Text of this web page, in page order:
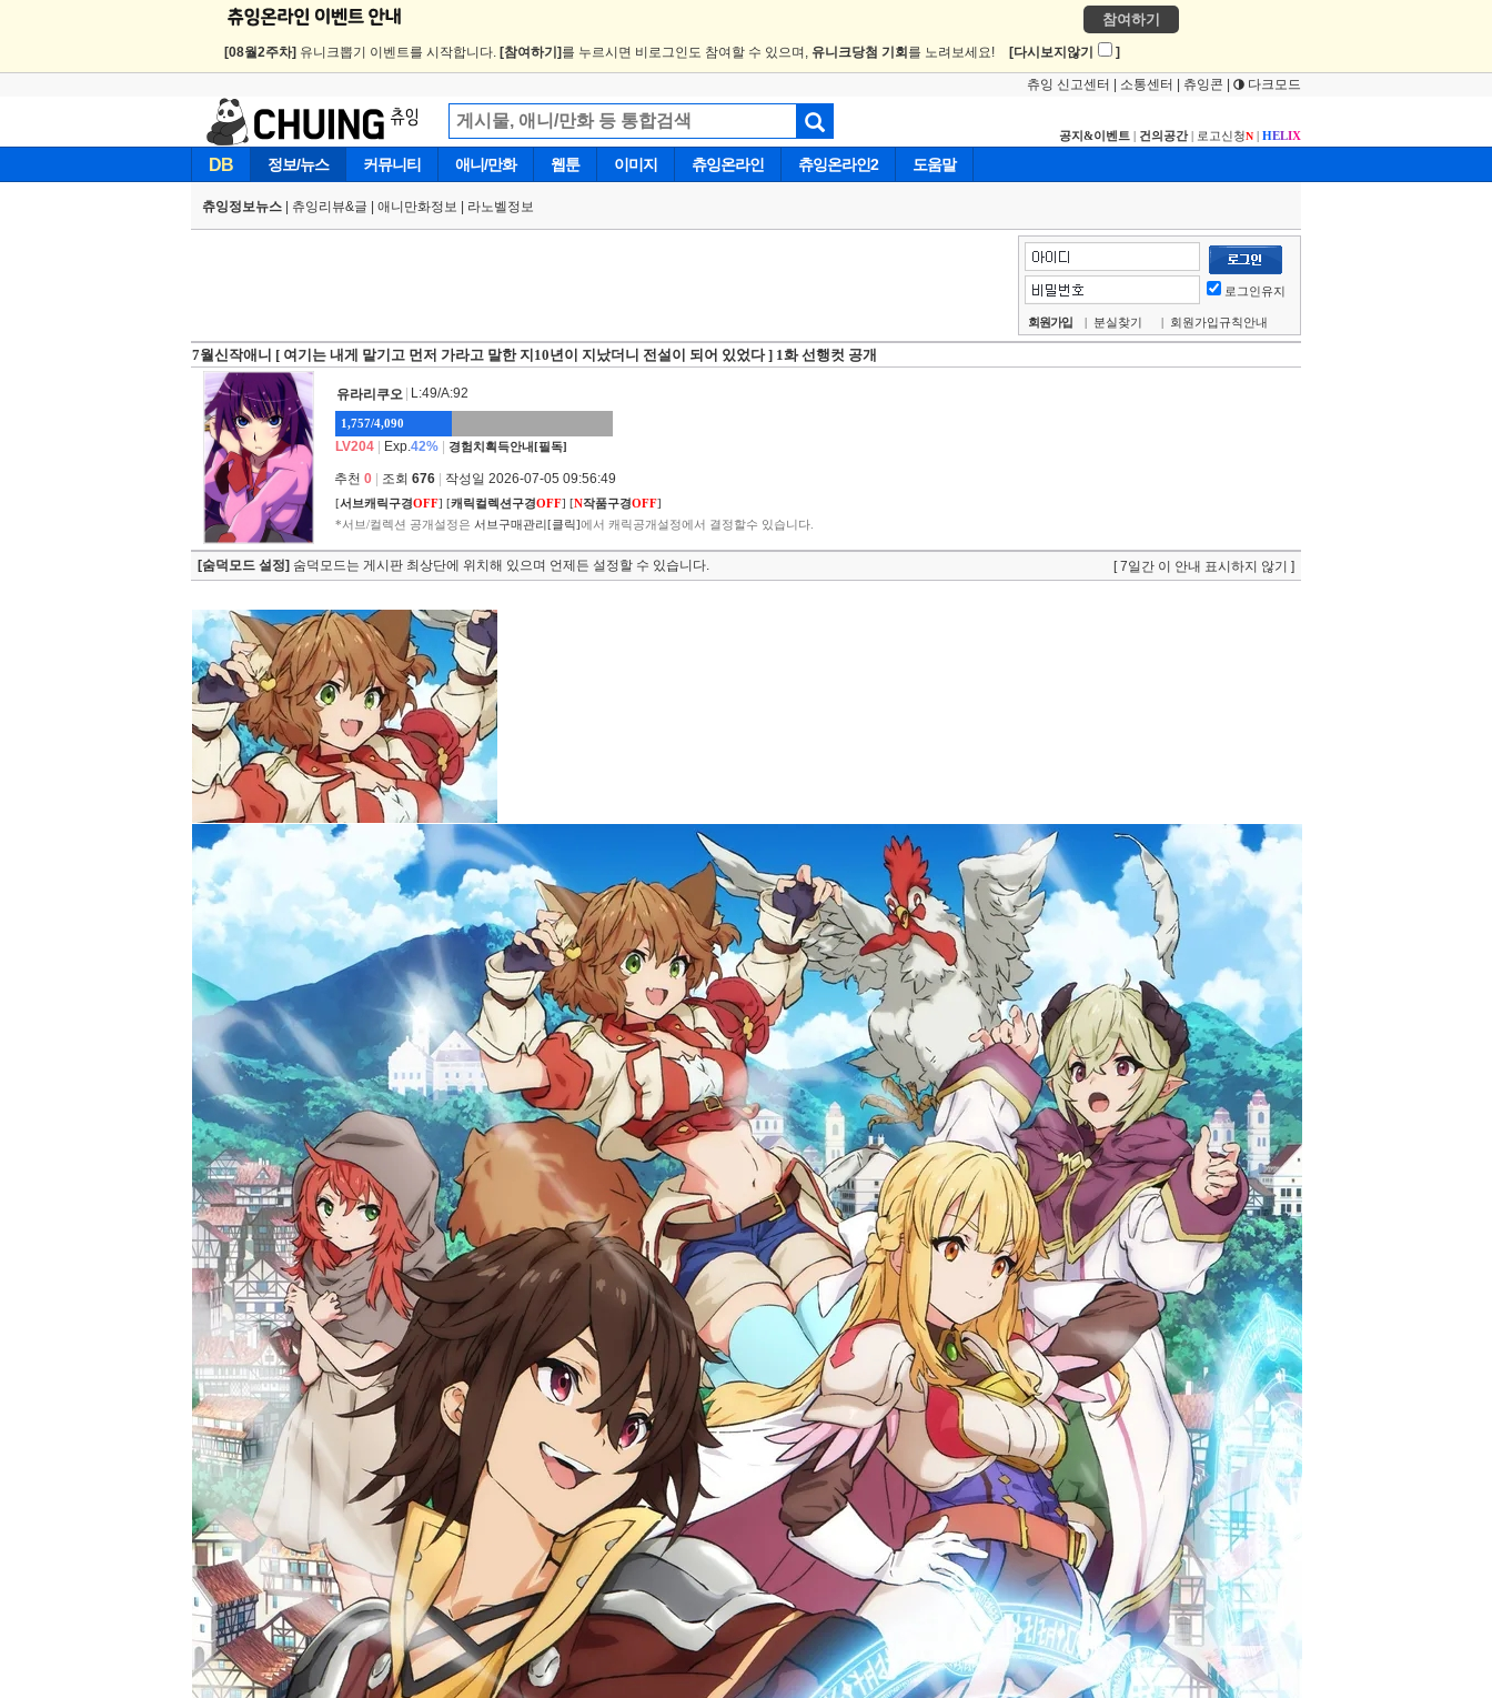
참여하기
[08월2주차] 유니크뽑기 이벤트를 시작합니다. [참여하기] 를 누르시면 비로그인도 참여할 수 있으며, 유니크당첨 기회 를 노려보세요! [다시보지않기 ]
츄잉 신고센터 소통센터 츄잉콘 다크모드
공지&이벤트 | 건의공간| 로고신청N | HELIX
DB 정보/뉴스 커뮤니티 애니/만화 웹툰 이미지 츄잉온라인 츄잉온라인2 도움말
츄잉정보뉴스 츄잉리뷰&글 애니만화정보 라노벨정보
로그인유지
회원가입 | 분실찾기 | 회원가입규칙안내
7월신작애니 [ 여기는 내게 맡기고 먼저 가라고 말한 지10년이 지났더니 전설이 되어 있었다 ] 1화 선행컷 공개
유라리쿠오 L:49/A:92
1,757/4,090
LV204 Exp.42% 경험치획득안내[필독]
추천 0 조회 676 작성일 2026-07-05 09:56:49
[서브캐릭구경OFF] [캐릭컬렉션구경OFF] [N작품구경OFF]
*서브/컬렉션 공개설정은 서브구매관리[클릭]에서 캐릭공개설정에서 결정할수 있습니다.
[숨덕모드 설정] 숨덕모드는 게시판 최상단에 위치해 있으며 언제든 설정할 수 있습니다. [ 7일간 이 안내 표시하지 않기 ]